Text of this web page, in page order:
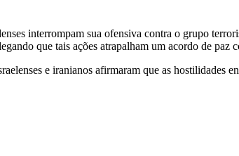
interrompam sua ofensiva contra o grupo
que tais ações atrapalham um acordo de paz
e iranianos afirmaram que as hostilidades